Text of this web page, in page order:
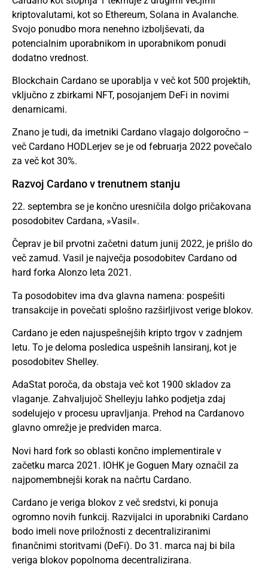
kriptovalutami, kot so Ethereum, Solana in Avalanche.
Svojo ponudbo mora nenehno izboljševati, da
potencialnim uporabnikom in uporabnikom ponudi
dodatno vrednost.
Blockchain Cardano se uporablja v več kot 500 projektih,
vključno z zbirkami NFT, posojanjem DeFi in novimi
denarnicami.
Znano je tudi, da imetniki Cardano vlagajo dolgoročno –
več Cardano HODLerjev se je od februarja 2022 povečalo
za več kot 30%.
Razvoj Cardano v trenutnem stanju
22. septembra se je končno uresničila dolgo pričakovana
posodobitev Cardana, »Vasil«.
Čeprav je bil prvotni začetni datum junij 2022, je prišlo do
več zamud. Vasil je največja posodobitev Cardano od
hard forka Alonzo leta 2021.
Ta posodobitev ima dva glavna namena: pospešiti
transakcije in povečati splošno razširljivost verige blokov.
Cardano je eden najuspešnejših kripto trgov v zadnjem
letu. To je deloma posledica uspešnih lansiranj, kot je
posodobitev Shelley.
AdaStat poroča, da obstaja več kot 1900 skladov za
vlaganje. Zahvaljujoč Shelleyju lahko podjetja zdaj
sodelujejo v procesu upravljanja. Prehod na Cardanovo
glavno omrežje je predviden marca.
Novi hard fork so oblasti končno implementirale v
začetku marca 2021. IOHK je Goguen Mary označil za
najpomembnejši korak na načrtu Cardano.
Cardano je veriga blokov z več sredstvi, ki ponuja
ogromno novih funkcij. Razvijalci in uporabniki Cardano
bodo imeli nove priložnosti z decentraliziranimi
finančnimi storitvami (DeFi). Do 31. marca naj bi bila
veriga blokov popolnoma decentralizirana.